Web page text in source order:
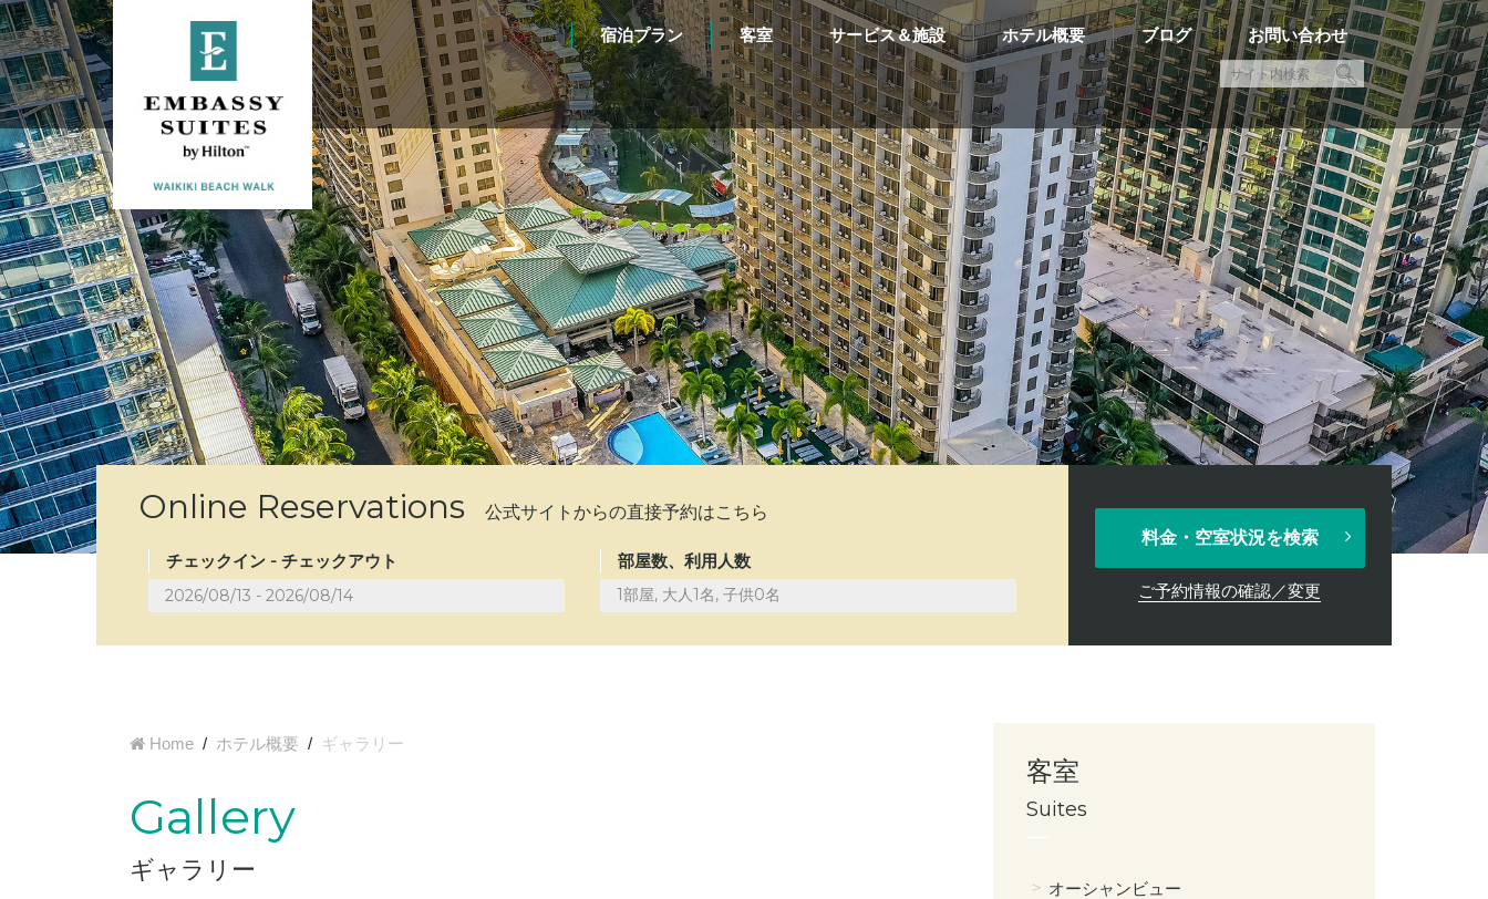
宿泊プラン 客室 サービス＆施設 ホテル概要 ブログ お問い合わせ
Online Reservations 公式サイトからの直接予約はこちら
チェックイン - チェックアウト 部屋数、利用人数
1部屋, 大人1名, 子供0名
料金・空室状況を検索
ご予約情報の確認／変更
Home / ホテル概要 / ギャラリー
Gallery
ギャラリー
客室
Suites
オーシャンビュー